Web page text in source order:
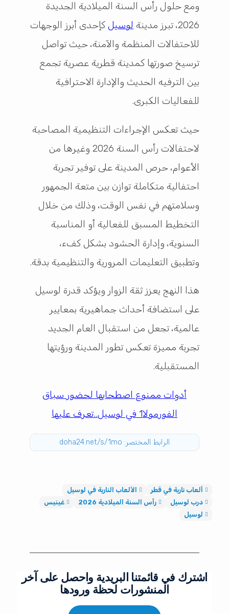
ومع حلول رأس السنة الميلادية الجديدة
2026، تبرز مدينة
لوسيلكإحدى أبرز الوجهات
للاحتفالات المنظمة والآمنة، حيث تواصل
ترسيخ صورتها كمدينة قطرية عصرية تجمع
بين الترفيه الحديث والإدارة الاحترافية
للفعاليات الكبرى.
حيث تعكس الإجراءات التنظيمية المصاحبة
لاحتفالات رأس السنة 2026 وغيرها من
الأعوام، حرص المدينة على توفير تجربة
احتفالية متكاملة توازن بين متعة الجمهور
وسلامتهم في نفس الوقت، وذلك من خلال
التخطيط المسبق للفعالية أو المناسبة
السنوية، وإدارة الحشود بشكل كفء،
وتطبيق التعليمات المرورية والتنظيمية بدقة.
هذا النهج يعزز ثقة الزوار ويؤكد قدرة لوسيل
على استضافة أحداث جماهيرية بمعايير
عالمية، تجعل من استقبال العام الجديد
تجربة مميزة تعكس تطور المدينة ورؤيتها
المستقبلية.
أدوات ممنوع اصطحابها لحضور سباق
الفورمولا1 في لوسيل..تعرف عليها
الرابط المختصر: doha24.net/s/1mo
ألعاب نارية في قطر
الألعاب النارية في لوسيل
درب لوسيل
رأس السنة الميلادية 2026
غينيس
لوسيل
اشترك في قائمتنا البريدية واحصل على آخر
المنشورات لحظة ورودها